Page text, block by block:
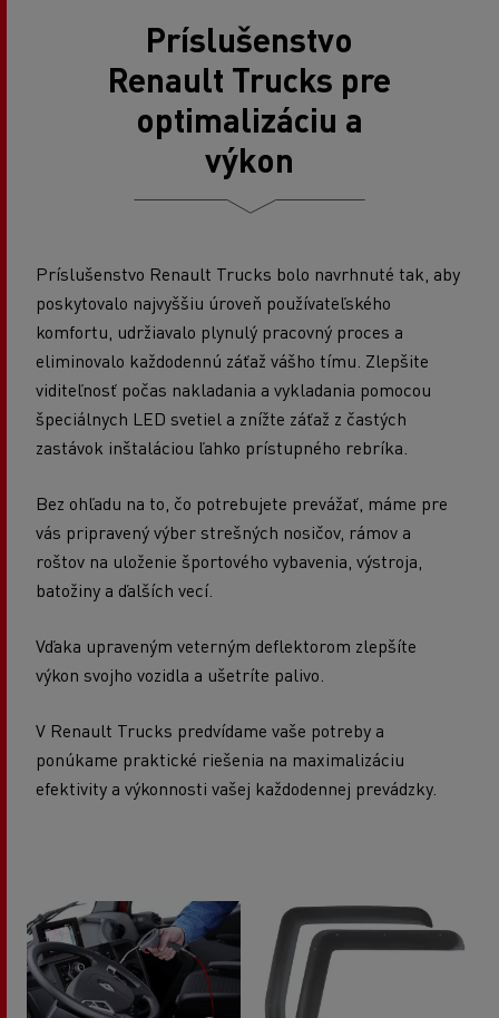
Príslušenstvo
Renault Trucks pre
optimalizáciu a
výkon
Príslušenstvo Renault Trucks bolo navrhnuté tak, aby
poskytovalo najvyššiu úroveň používateľského
komfortu, udržiavalo plynulý pracovný proces a
eliminovalo každodennú záťaž vášho tímu. Zlepšite
viditeľnosť počas nakladania a vykladania pomocou
špeciálnych LED svetiel a znížte záťaž z častých
zastávok inštaláciou ľahko prístupného rebríka.
Bez ohľadu na to, čo potrebujete prevážať, máme pre
vás pripravený výber strešných nosičov, rámov a
roštov na uloženie športového vybavenia, výstroja,
batožiny a ďalších vecí.
Vďaka upraveným veterným deflektorom zlepšíte
výkon svojho vozidla a ušetríte palivo.
V Renault Trucks predvídame vaše potreby a
ponúkame praktické riešenia na maximalizáciu
efektivity a výkonnosti vašej každodennej prevádzky.